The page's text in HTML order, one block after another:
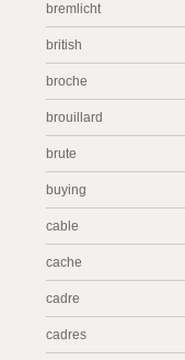
bremlicht
british
broche
brouillard
brute
buying
cable
cache
cadre
cadres